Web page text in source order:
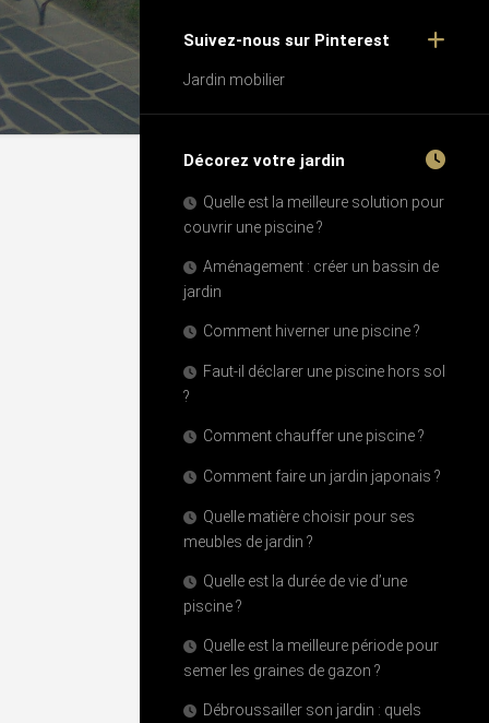
Suivez-nous sur Pinterest
Jardin mobilier
Décorez votre jardin
Quelle est la meilleure solution pour
couvrir une piscine ?
Aménagement : créer un bassin de
jardin
Comment hiverner une piscine ?
Faut-il déclarer une piscine hors sol
?
Comment chauffer une piscine ?
Comment faire un jardin japonais ?
Quelle matière choisir pour ses
meubles de jardin ?
Quelle est la durée de vie d’une
piscine ?
Quelle est la meilleure période pour
semer les graines de gazon ?
Débroussailler son jardin : quels